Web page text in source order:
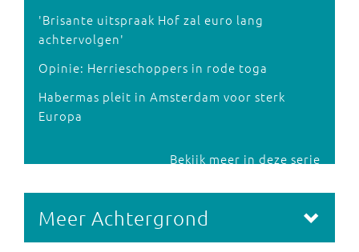
'Brisante uitspraak Hof zal euro lang
achtervolgen'
Opinie: Herrieschoppers in rode toga
Habermas pleit in Amsterdam voor sterk
Europa
Bekijk meer in deze serie
Meer Achtergrond